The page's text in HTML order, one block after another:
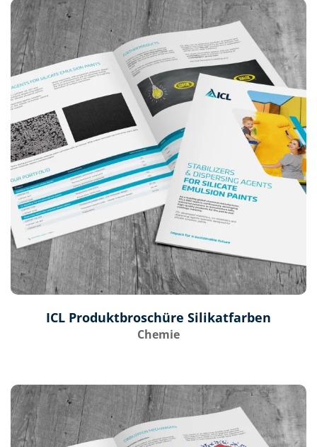
ICL Produktbroschüre Silikatfarben
Chemie